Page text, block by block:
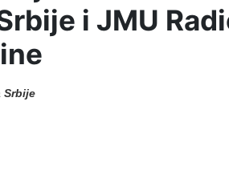
i JMU
Srbije